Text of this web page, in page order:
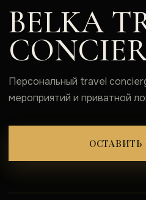
BELKA
Персональный travel
мероприятий и приватной
ОСТАВИТЬ